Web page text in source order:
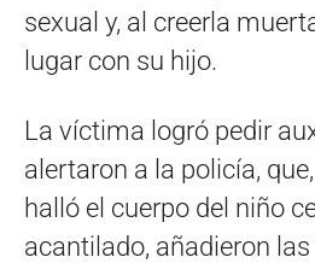
sexual y, al creerla
lugar con su hijo.
La víctima logró pedir
alertaron a la policía,
halló el cuerpo del niño
acantilado, añadieron